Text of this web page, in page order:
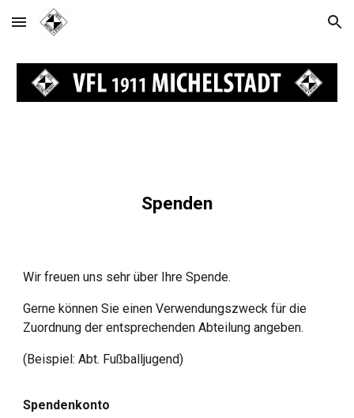
Skip to main content Skip to navigation
Spenden
Wir freuen uns sehr über Ihre Spende.
Gerne können Sie einen Verwendungszweck für die
Zuordnung der entsprechenden Abteilung angeben.
(Beispiel: Abt. Fußballjugend)
Spendenkonto